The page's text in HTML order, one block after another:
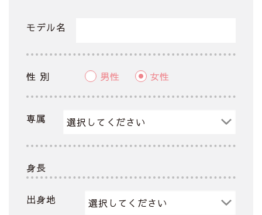
モデル名
性 別 男性 女性
専属
身長
出身地